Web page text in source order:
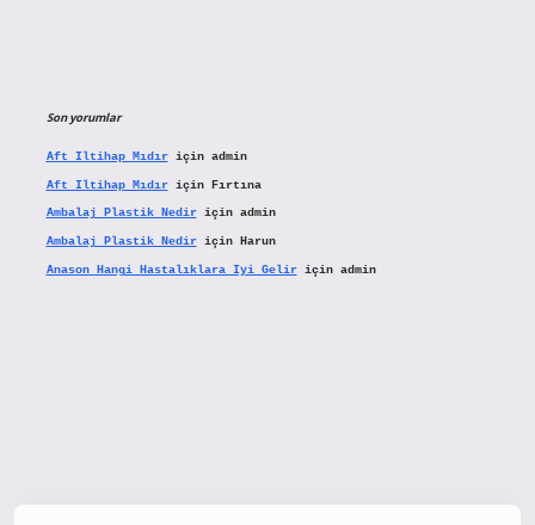
Son yorumlar
Aft Iltihap Mıdıriçin admin
Aft Iltihap Mıdıriçin Fırtına
Ambalaj Plastik Nediriçin admin
Ambalaj Plastik Nediriçin Harun
Anason Hangi Hastalıklara Iyi Geliriçin admin